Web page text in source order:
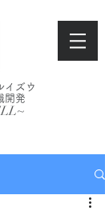
イズウ
開発